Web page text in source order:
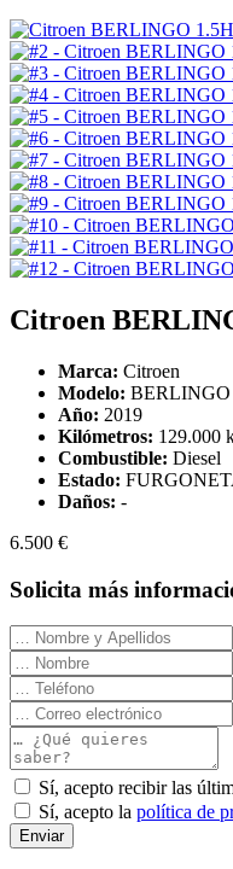
Citroen
Marca: Citroen
Modelo:
Año: 2019
Kilómetros: 129.000
Combustible: Diesel
Estado:
Daños: -
6.500 €
Solicita más
Sí, acepto recibir las
Sí, acepto la política de
Enviar